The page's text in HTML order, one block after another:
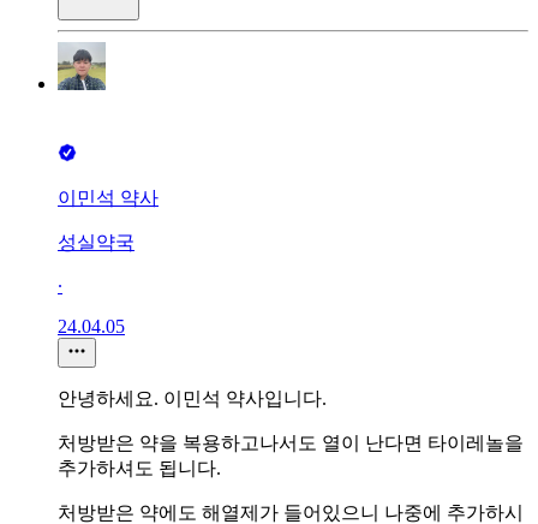
이민석 약사
성실약국
∙
24.04.05
안녕하세요. 이민석 약사입니다.
처방받은 약을 복용하고나서도 열이 난다면 타이레놀을
추가하셔도 됩니다.
처방받은 약에도 해열제가 들어있으니 나중에 추가하시